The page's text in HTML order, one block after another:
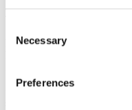
Selection
Necessary
Preferences
arrivi
FRANCESCHINI oggi a
Christillin: «Il nuovo